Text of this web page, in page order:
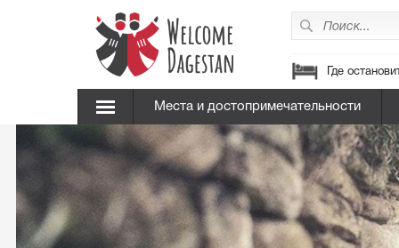
Где
Места и достопримечательности